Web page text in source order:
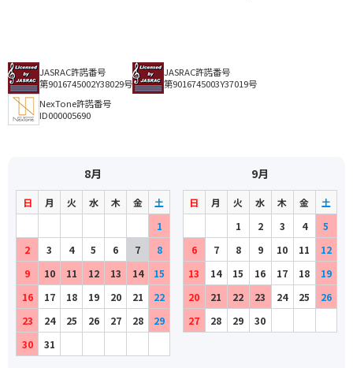
JASRAC許諾番号
第9016745002Y38029号
JASRAC許諾番号
第9016745003Y37019号
NexTone許諾番号
ID000005690
8月
日 月 火 水 木 金
土
1
2
3 4 5 6 7
8
9
10 11 12 13 14
15
16
17 18 19 20 21
22
23
24 25 26 27 28
29
30
31
9月
日 月 火 水 木 金
土
1
2 3 4
5
6
7 8 9 10 11
12
13
14 15 16 17 18
19
20
21 22 23 24 25
26
27
28 29 30